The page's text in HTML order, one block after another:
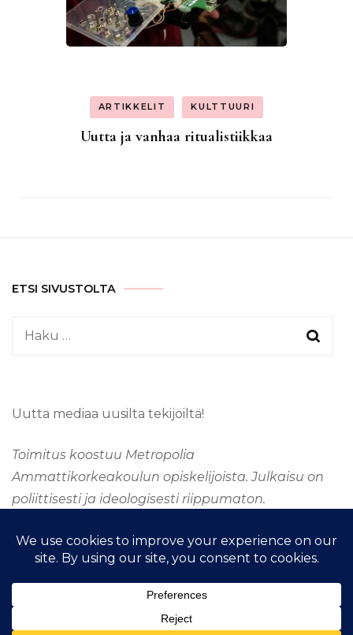
ARTIKKELIT KULTTUURI
Uutta ja vanhaa ritualistiikkaa
ETSI SIVUSTOLTA
Haku:
Uutta mediaa uusilta tekijöiltä!
Toimitus koostuu Metropolia
Ammattikorkeakoulun opiskelijoista. Julkaisu on
poliittisesti ja ideologisesti riippumaton.
&kopio; Tekijänoikeus 2026TAAJUUSMEDIA